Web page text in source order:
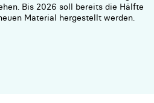
Bis 2026 soll bereits die Hälfte
Material hergestellt werden.